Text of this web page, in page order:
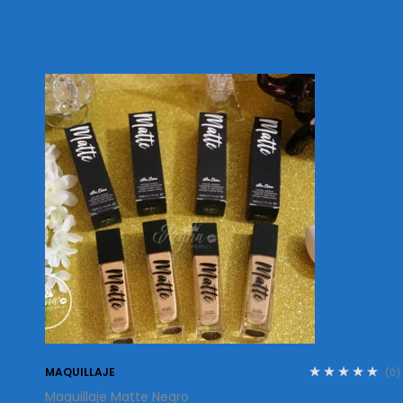
MAQUILLAJE (0)
Maquillaje Matte Negro